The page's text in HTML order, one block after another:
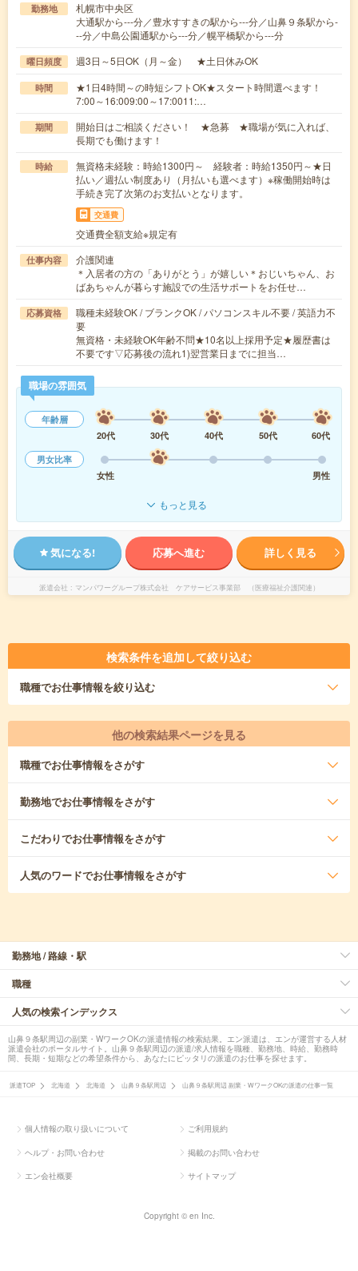
勤務地
札幌市中央区
大通駅から---分／豊水すすきの駅から---分／山鼻９条駅から-
--分／中島公園通駅から---分／幌平橋駅から---分
曜日頻度 週3日～5日OK（月～金） ★土日休みOK
時間
★1日4時間～の時短シフトOK★スタート時間選べます！
7:00～16:009:00～17:0011:…
期間
開始日はご相談ください！ ★急募 ★職場が気に入れば、
長期でも働けます！
時給
無資格未経験：時給1300円～ 経験者：時給1350円～★日
払い／週払い制度あり（月払いも選べます）※稼働開始時は
手続き完了次第のお支払いとなります。
交通費
交通費全額支給※規定有
仕事内容
介護関連
＊入居者の方の「ありがとう」が嬉しい＊おじいちゃん、お
ばあちゃんが暮らす施設での生活サポートをお任せ…
応募資格
職種未経験OK / ブランクOK / パソコンスキル不要 / 英語力不
要
無資格・未経験OK年齢不問★10名以上採用予定★履歴書は
不要です▽応募後の流れ1)翌営業日までに担当…
職場の雰囲気
年齢層
20代
30代 40代 50代
60代
男女比率
女性
男性
もっと見る
気になる! 応募へ進む 詳しく見る
派遣会社 マンパワーグループ株式会社 ケアサービス事業部 （医療福祉介護関連）
検索条件を追加して絞り込む
職種でお仕事情報を絞り込む
他の検索結果ページを見る
職種でお仕事情報をさがす
勤務地でお仕事情報をさがす
こだわりでお仕事情報をさがす
人気のワードでお仕事情報をさがす
勤務地 / 路線・駅
職種
人気の検索インデックス
山鼻９条駅周辺の副業・WワークOKの派遣情報の検索結果。エン派遣は、エンが運営する人材
派遣会社のポータルサイト。山鼻９条駅周辺の派遣/求人情報を職種、勤務地、時給、勤務時
間、長期・短期などの希望条件から、あなたにピッタリの派遣のお仕事を探せます。
派遣TOP 北海道 北海道 山鼻９条駅周辺 山鼻９条駅周辺 副業・WワークOKの派遣の仕事一覧
個人情報の取り扱いについて ご利用規約
ヘルプ・お問い合わせ 掲載のお問い合わせ
エン会社概要 サイトマップ
Copyright © en Inc.